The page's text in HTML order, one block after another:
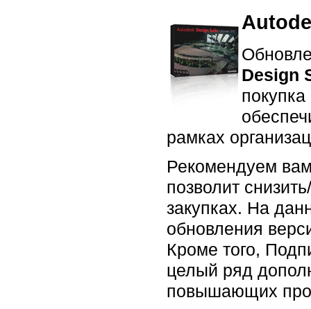
Design
рамках
Рекомендуем
позволит
закупках. На
обновления
Кроме того,
целый ряд
повышающих